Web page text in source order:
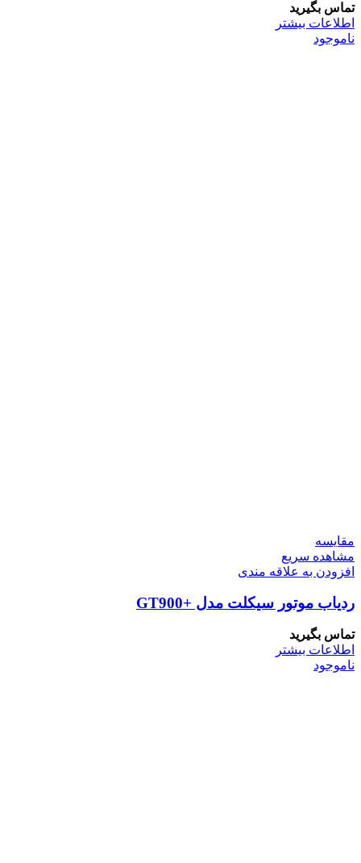
تماس بگیرید
اطلاعات بیشتر
ناموجود
مقایسه
مشاهده سریع
افزودن به علاقه مندی
ردیاب موتور سیکلت مدل +GT900
تماس بگیرید
اطلاعات بیشتر
ناموجود